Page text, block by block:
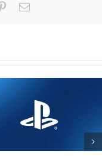
PinterestEmail